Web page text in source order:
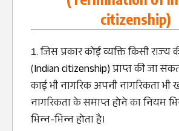
citizenship)
जिस प्रकार कोई व्‍यक्ति किसी राज्‍य
(Indian citizenship)प्राप्‍त की जा
काई भी नागरिक अपनी नागरिकता भी
नागरिकता के समाप्‍त होने का नियम
भिन्‍न-भिन्‍न होता है।